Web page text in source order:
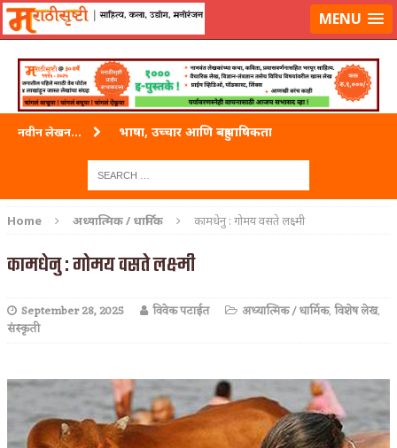
लॉग-इन करा|लेखक नोंदणी कराMENU
नवीन लेखन... भाषा, उच्चार आणि बहुभाषिकता
ताम्र – एक अफलातून धातू (COPPER)
अशी एक कविता लिहू इच्छिते
पाटलाची विहीर
पुस्तके बदलायची आहेत तुम्हाला!
किती घोषणांचा पाऊस होता
Home अध्यात्मिक / धार्मिक कामधेनु : गोमय वसते लक्ष्मी
कामधेनु : गोमय वसते लक्ष्मी
September 28, 2025 विवेक पटाईत अध्यात्मिक / धार्मिक,विशेष लेख,
संस्कृती